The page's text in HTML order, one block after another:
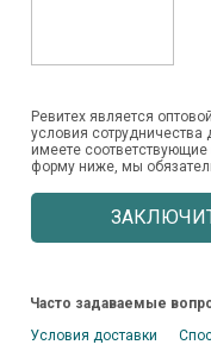
Ревитех является
условия
имеете
форму ниже, мы
Часто задаваемые
Условия доставки